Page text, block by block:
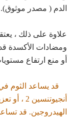
الدم ( مصدر موثوق).
علاوة على ذلك ،
ومضادات الأكسدة
أو منع ارتفاع
قد يساعد الثوم
الهيدروجين. قد